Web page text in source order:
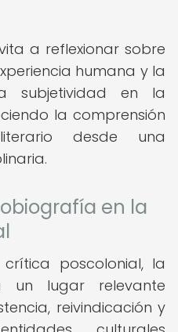
a reflexionar sobre
humana y la
subjetividad en la
la comprensión
desde una
en la
poscolonial, la
un lugar relevante
reivindicación y